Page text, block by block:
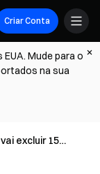
Criar Conta
Mude para o
na sua
excluir 15